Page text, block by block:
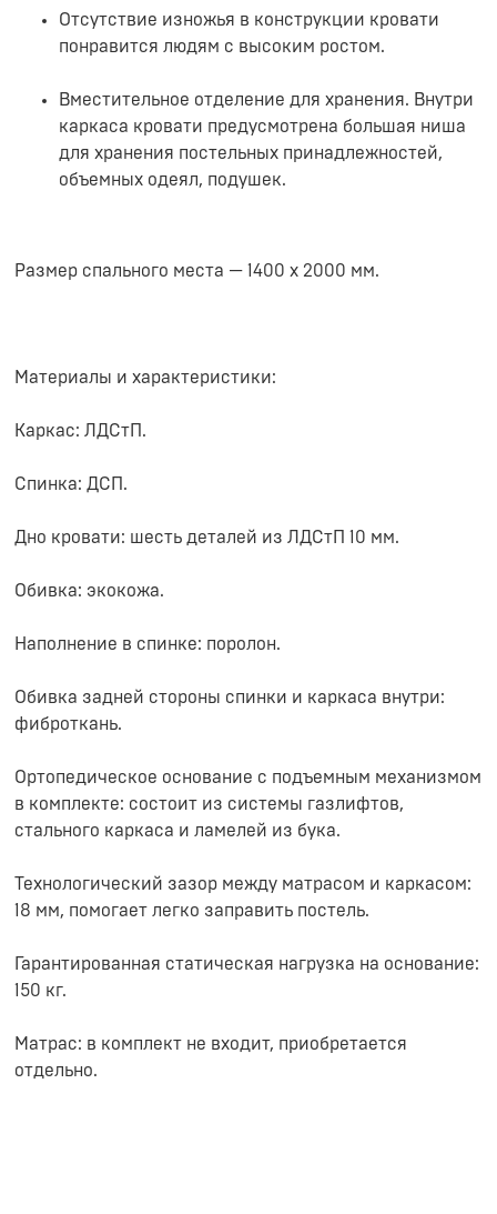
Отсутствие изножья в конструкции кровати
понравится людям с высоким ростом.
Вместительное отделение для хранения. Внутри
каркаса кровати предусмотрена большая ниша
для хранения постельных принадлежностей,
объемных одеял, подушек.
Размер спального места — 1400 х 2000 мм.
Материалы и характеристики:
Каркас: ЛДСтП.
Спинка: ДСП.
Дно кровати: шесть деталей из ЛДСтП 10 мм.
Обивка: экокожа.
Наполнение в спинке: поролон.
Обивка задней стороны спинки и каркаса внутри:
фиброткань.
Ортопедическое основание с подъемным механизмом
в комплекте: состоит из системы газлифтов,
стального каркаса и ламелей из бука.
Технологический зазор между матрасом и каркасом:
18 мм, помогает легко заправить постель.
Гарантированная статическая нагрузка на основание:
150 кг.
Матрас: в комплект не входит, приобретается
отдельно.